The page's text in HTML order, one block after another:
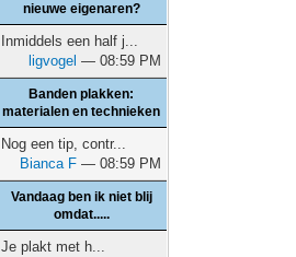
nieuwe eigenaren?
Inmiddels een half j...
ligvogel — 08:59 PM
Banden plakken:
materialen en technieken
Nog een tip, contr...
Bianca F — 08:59 PM
Vandaag ben ik niet blij
omdat.....
Je plakt met h...